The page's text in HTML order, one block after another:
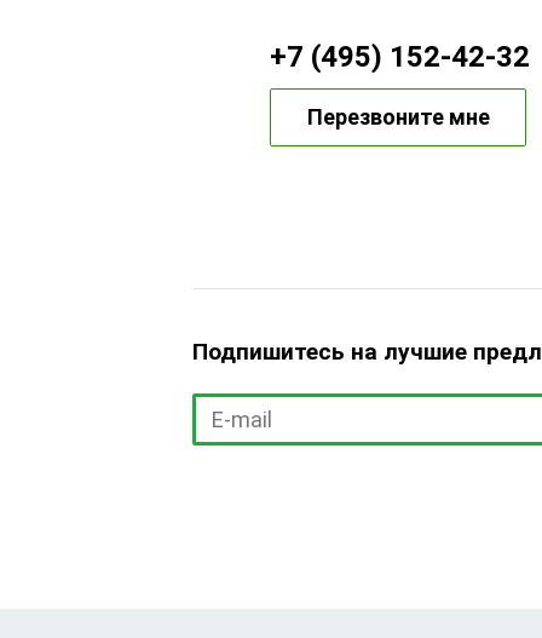
+7 (495) 152-42-32
Перезвоните мне
Подпишитесь на лучшие